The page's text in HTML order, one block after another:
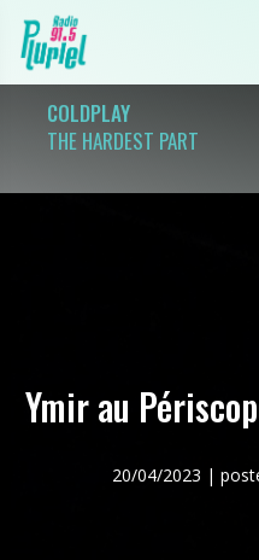
COLDPLAY
THE HARDEST PART
Ymir au
20/04/2023 |